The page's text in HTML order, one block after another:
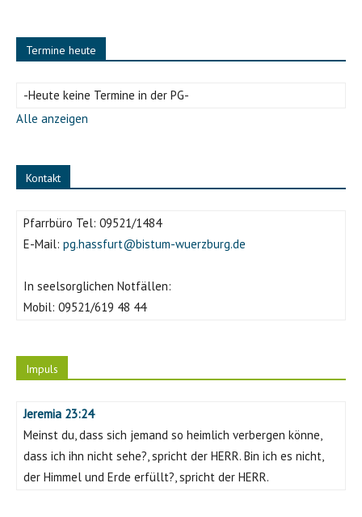
Termine heute
-Heute keine Termine in der PG-
Alle anzeigen
Kontakt
Pfarrbüro Tel: 09521/1484
E-Mail: pg.hassfurt@bistum-wuerzburg.de
In seelsorglichen Notfällen:
Mobil: 09521/619 48 44
Impuls
Jeremia 23:24
Meinst du, dass sich jemand so heimlich verbergen könne,
dass ich ihn nicht sehe?, spricht der HERR. Bin ich es nicht,
der Himmel und Erde erfüllt?, spricht der HERR.